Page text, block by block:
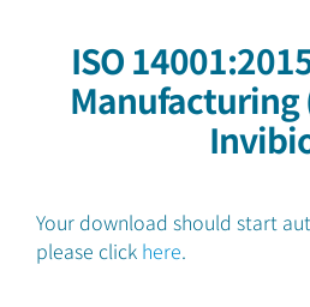
ISO
Manufacturing
Your download should start
please click here.